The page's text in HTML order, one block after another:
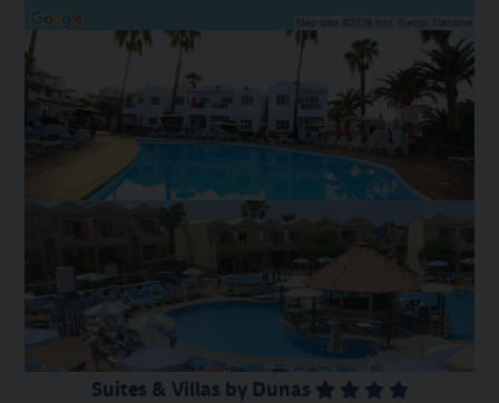
Suites & Villas by Dunas